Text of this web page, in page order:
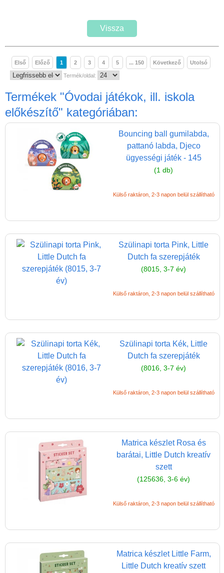
Vissza
Első Előző 1 2 3 4 5 ... 150 Következő Utolsó
Termék/oldal:
Termékek "Óvodai játékok, ill. iskola
előkészítő" kategóriában:
Bouncing ball gumilabda,
pattanó labda, Djeco
ügyességi játék - 145
(1 db)
Külső raktáron, 2-3 napon belül szállítható
Szülinapi torta Pink, Little
Dutch fa szerepjáték
(8015, 3-7 év)
Külső raktáron, 2-3 napon belül szállítható
Szülinapi torta Kék, Little
Dutch fa szerepjáték
(8016, 3-7 év)
Külső raktáron, 2-3 napon belül szállítható
Matrica készlet Rosa és
barátai, Little Dutch kreatív
szett
(125636, 3-6 év)
Külső raktáron, 2-3 napon belül szállítható
Matrica készlet Little Farm,
Little Dutch kreatív szett
LOGICO
LÜK
Magyar játékok
Montessori játékok
Mozgásfejlesztő játékok
Okos partijátékok
Pasztell játékok
Papírszínház
Puzzle
Strandjátékok
Szerelés, barkácsolás, kerti
kalandozás
(baba,autó,konyha,épület,..)
Tudományos játék
Úti játékok, Utazó játékok
CSAK NÁLUNK - Egyedi